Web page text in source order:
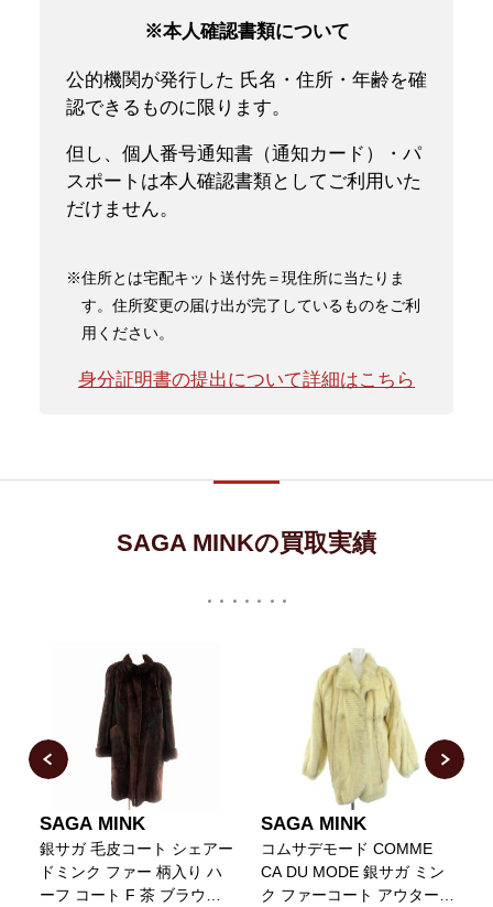
※本人確認書類について
公的機関が発行した 氏名・住所・年齢を確
認できるものに限ります。
但し、個人番号通知書（通知カード）・パ
スポートは本人確認書類としてご利用いた
だけません。
※住所とは宅配キット送付先＝現住所に当たりま
す。住所変更の届け出が完了しているものをご利
用ください。
身分証明書の提出について詳細はこちら
SAGA MINKの買取実績
SAGA MINK
銀サガ 毛皮コート シェアー
ドミンク ファー 柄入り ハ
ーフ コート F 茶 ブラウン
SAGA MINK
コムサデモード COMME
CA DU MODE 銀サガ ミン
ク ファーコート アウター